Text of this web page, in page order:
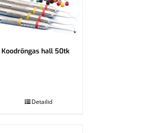
Koodrõngas hall 50tk
Detailid